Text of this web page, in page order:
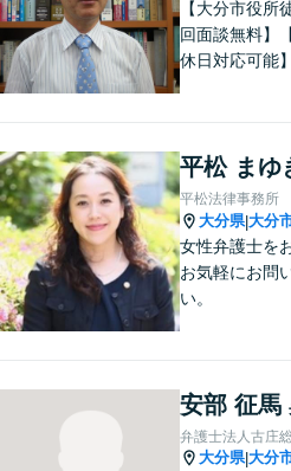
【大分市役所
回面談無料】
休日対応可能
ービスを受け
会正義の実現
尽くします。
平松 まゆ
平松法律事務所
大分県|大分
女性弁護士を
お気軽にお問
い。
安部 征馬
弁護士法人古庄
大分県|大分